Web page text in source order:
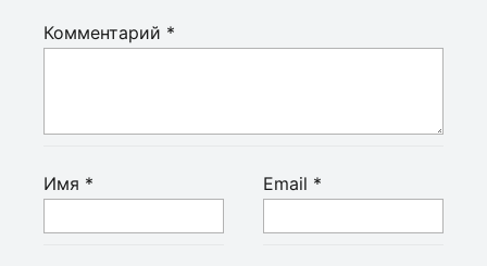
Комментарий *
Имя * Email *